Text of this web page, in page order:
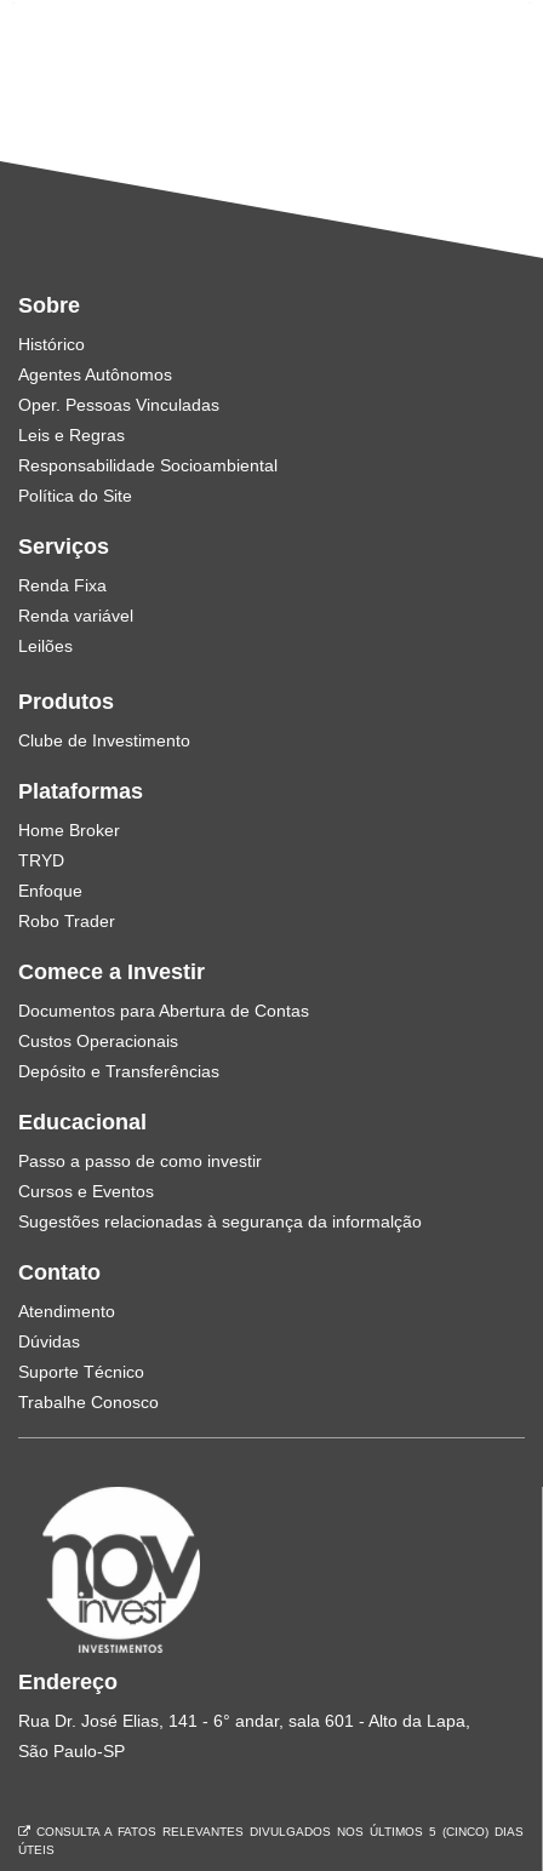
Sobre
Histórico
Agentes Autônomos
Oper. Pessoas Vinculadas
Leis e Regras
Responsabilidade Socioambiental
Política do Site
Serviços
Renda Fixa
Renda variável
Leilões
Produtos
Clube de Investimento
Plataformas
Home Broker
TRYD
Enfoque
Robo Trader
Comece a Investir
Documentos para Abertura de Contas
Custos Operacionais
Depósito e Transferências
Educacional
Passo a passo de como investir
Cursos e Eventos
Sugestões relacionadas à segurança da informalção
Contato
Atendimento
Dúvidas
Suporte Técnico
Trabalhe Conosco
Endereço
Rua Dr. José Elias, 141 - 6° andar, sala 601 - Alto da Lapa,
São Paulo-SP
CONSULTA A FATOS RELEVANTES DIVULGADOS NOS ÚLTIMOS 5 (CINCO) DIAS
ÚTEIS